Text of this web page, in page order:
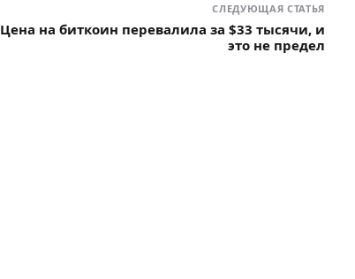
СЛЕДУЮЩАЯ СТАТЬЯ
Цена на биткоин перевалила за $33 тысячи, и
это не предел